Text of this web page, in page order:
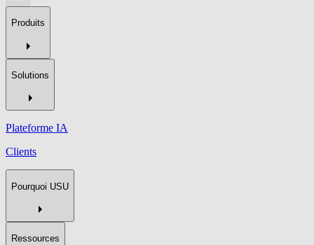
Produits
Solutions
Plateforme IA
Clients
Pourquoi USU
Ressources